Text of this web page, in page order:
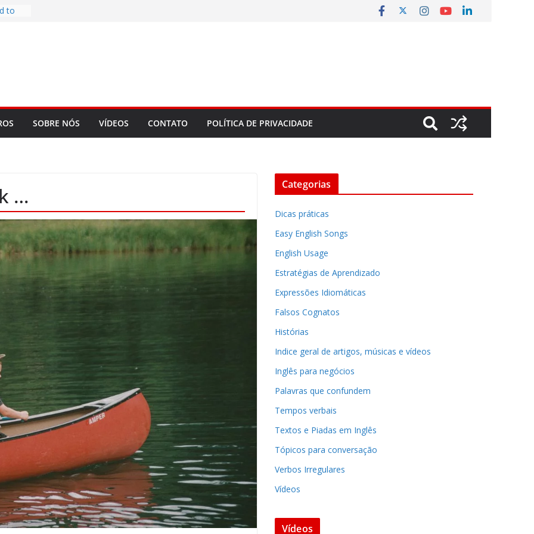
to
SOBRE NÓS VÍDEOS CONTATO POLÍTICA DE PRIVACIDADE
… Categorias
Dicas práticas
Easy English Songs
English Usage
Estratégias de Aprendizado
Expressões Idiomáticas
Falsos Cognatos
Histórias
Indice geral de artigos, músicas e vídeos
Inglês para negócios
Palavras que confundem
Tempos verbais
Textos e Piadas em Inglês
Tópicos para conversação
Verbos Irregulares
Vídeos
Vídeos